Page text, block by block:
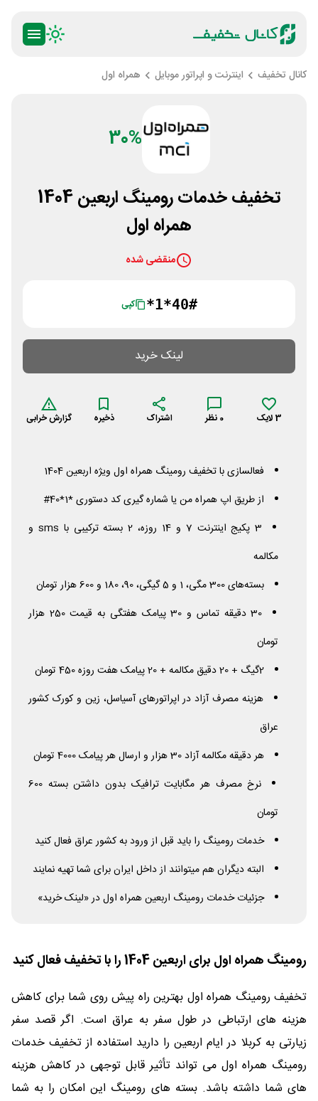
کانال تخفیف اینترنت و اپراتور موبایل همراه اول
30%
تخفیف خدمات رومینگ اربعین 1404
همراه اول
منقضی شده
*1*40# کپی
لینک خرید
3 لایک 0 نظر اشتراک ذخیره گزارش خرابی
فعالسازی با تخفیف رومینگ همراه اول ویژه اربعین 1404
از طریق اپ همراه من یا شماره گیری کد دستوری *1*40#
3 پکیج اینترنت 7 و 14 روزه، 2 بسته ترکیبی با
sms و
مکالمه
بسته‌های 300 مگی، 1 و 5 گیگی، 90، 180 و 600 هزار تومان
30 دقیقه تماس و 30 پیامک هفتگی به قیمت 250 هزار
تومان
2گیگ + 20 دقیق مکالمه + 20 پیامک هفت روزه 450 تومان
هزینه مصرف آزاد در اپراتورهای آسیاسل، زین و کورک کشور
عراق
هر دقیقه مکالمه آزاد 30 هزار و ارسال هر پیامک 4000 تومان
نرخ مصرف هر مگابایت ترافیک بدون داشتن بسته 600
تومان
خدمات رومینگ را باید قبل از ورود به کشور عراق فعال کنید
البته دیگران هم میتوانند از داخل ایران برای شما تهیه نمایند
جزئیات خدمات رومینگ اربعین همراه اول در «لینک خرید»
رومینگ همراه اول برای اربعین 1404 را با تخفیف فعال کنید
تخفیف رومینگ همراه اول بهترین راه پیش روی شما برای کاهش
هزینه های ارتباطی در طول سفر به عراق است. اگر قصد سفر
زیارتی به کربلا در ایام اربعین را دارید استفاده از تخفیف خدمات
رومینگ همراه اول می تواند تأثیر قابل توجهی در کاهش هزینه
های شما داشته باشد. بسته های رومینگ این امکان را به شما